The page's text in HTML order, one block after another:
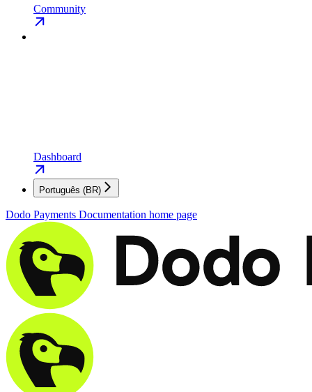
Community
Dashboard
Português (BR)
Dodo Payments Documentation home page